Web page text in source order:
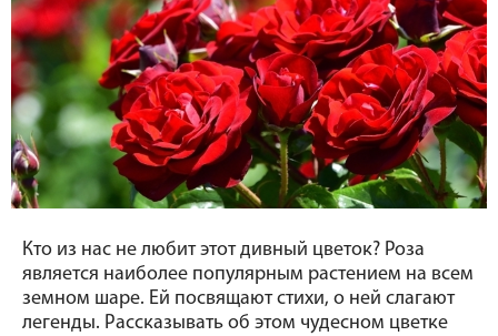
Кто из нас не любит этот дивный цветок? Роза
является наиболее популярным растением на всем
земном шаре. Ей посвящают стихи, о ней слагают
легенды. Рассказывать об этом чудесном цветке